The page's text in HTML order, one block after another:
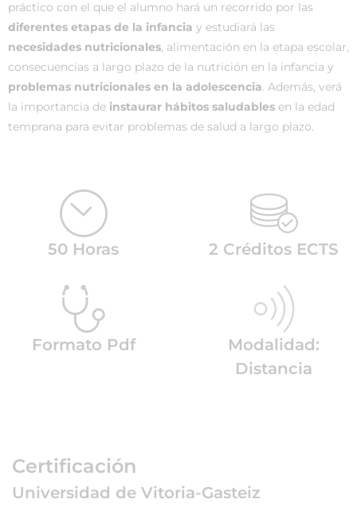
práctico con el que el alumno hará un recorrido por las
diferentes etapas de la infancia y estudiará las
necesidades nutricionales, alimentación en la etapa escolar,
consecuencias a largo plazo de la nutrición en la infancia y
problemas nutricionales en la adolescencia. Además, verá
la importancia de instaurar hábitos saludables en la edad
temprana para evitar problemas de salud a largo plazo.
50 Horas 2 Créditos ECTS
Formato Pdf
Modalidad:
Distancia
Certificación
Universidad de Vitoria-Gasteiz